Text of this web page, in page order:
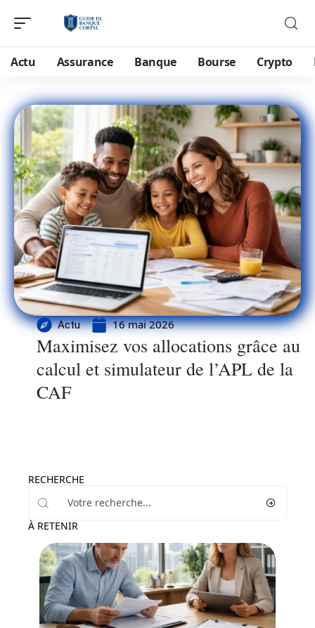
Actu Assurance Banque Bourse Crypto
Actu 16 mai 2026
Maximisez vos allocations grâce au
calcul et simulateur de l’APL de la
CAF
RECHERCHE
À RETENIR
Actu